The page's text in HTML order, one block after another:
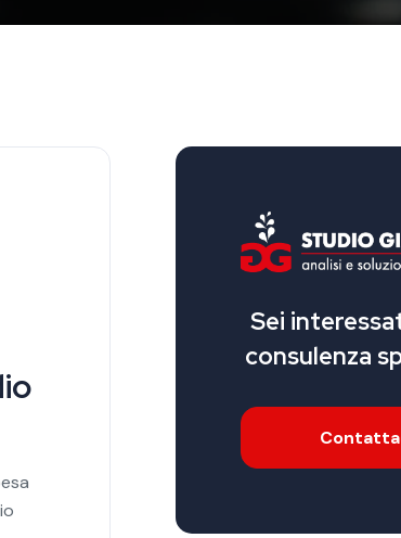
Sei
consulenza